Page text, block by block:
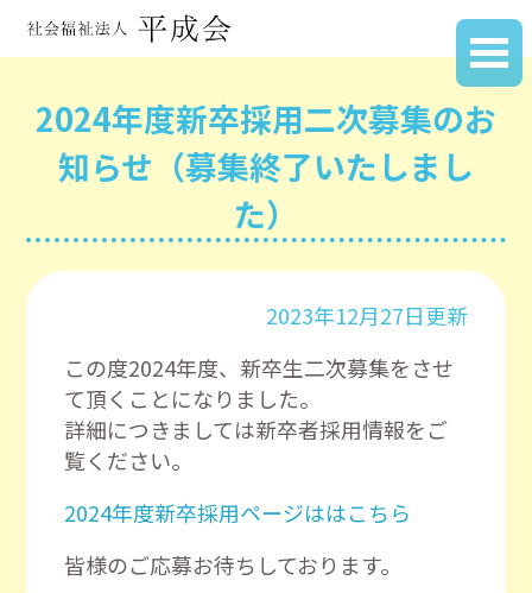
2024年度新卒採用二次募集のお
知らせ（募集終了いたしまし
た）
2023年12月27日更新
この度2024年度、新卒生二次募集をさせ
て頂くことになりました。
詳細につきましては新卒者採用情報をご
覧ください。
2024年度新卒採用ページははこちら
皆様のご応募お待ちしております。